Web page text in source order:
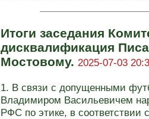
Итоги заседания
дисквалификация
Мостовому. 2025-07-03
1. В связи с допущенными
Владимиром Васильевичем
РФС по этике, в соответствии